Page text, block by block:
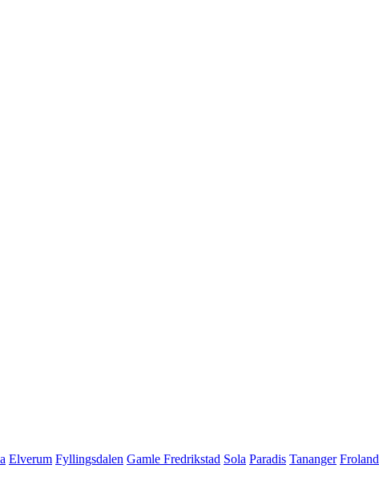
Elverum Fyllingsdalen Gamle Fredrikstad Sola Paradis Tananger Froland